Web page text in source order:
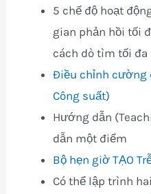
5 chế độ hoạt
gian phản hồi tối
cách dò tìm tối đa
Điều chỉnh cường
Công suất)
Hướng dẫn
dẫn một điểm
Bộ hẹn giờ TẠO
Có thể lập trình